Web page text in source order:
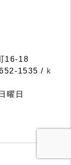
16-18
1535 / k
曜日